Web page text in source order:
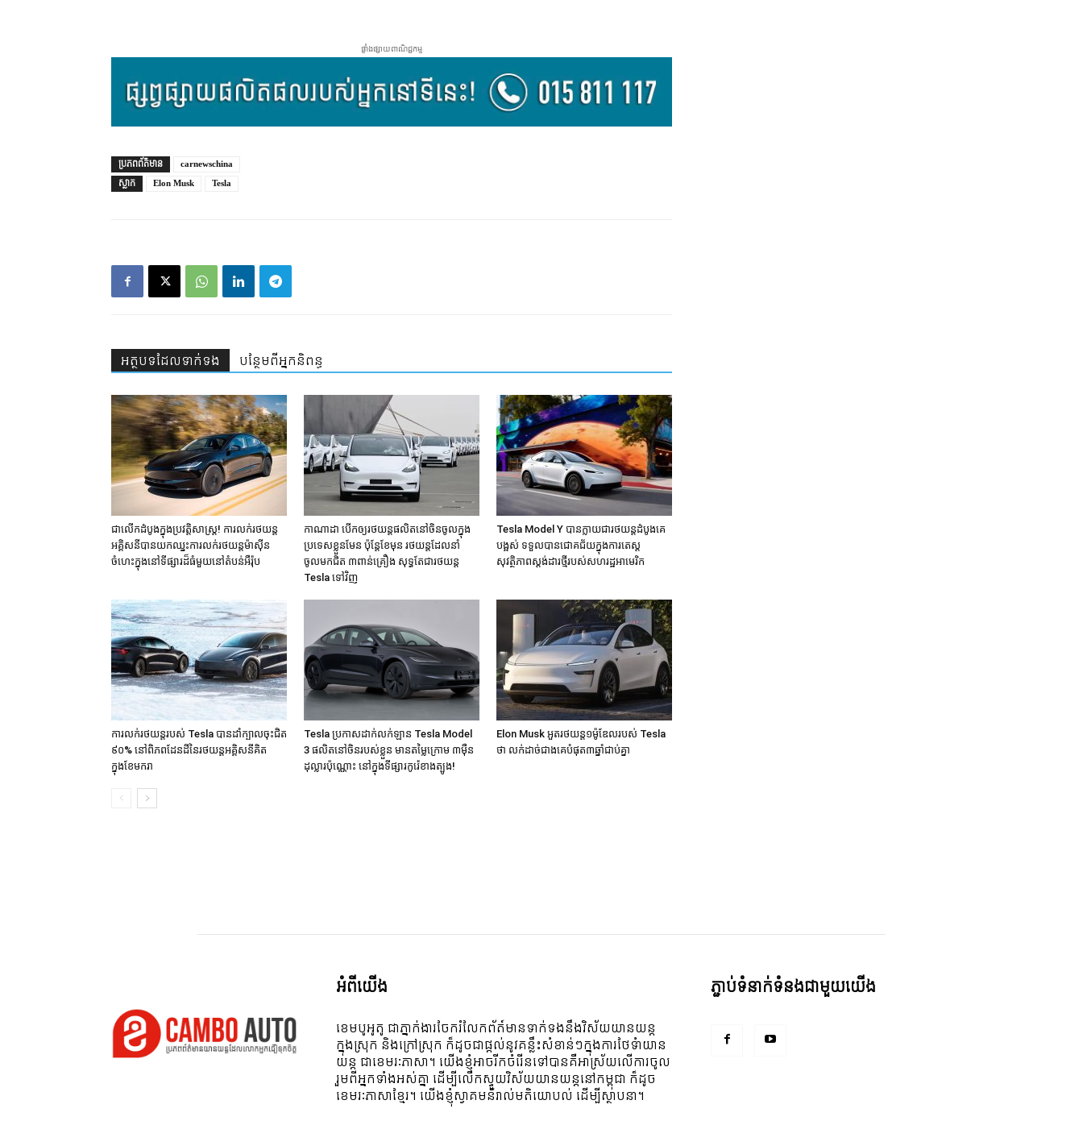
ផ្ទាំងផ្សាយពាណិជ្ជកម្ម
ប្រភព​ព័ត៌មាន
carnewschina
ស្លាក
Elon Musk Tesla
អត្ថបទ​ដែល​ទាក់ទង បន្ថែម​ពី​អ្នកនិពន្ធ
ជាលើកដំបូងក្នុងប្រវត្តិសាស្ត្រ! ការលក់រថយន្ត
អគ្គិសនីបានយកឈ្នះការលក់រថយន្តម៉ាសុីន
ចំហេះក្នុងនៅទីផ្សារដ៏ធំមួយនៅតំបន់អឺរ៉ុប
កាណាដា បើកឲ្យរថយន្តផលិតនៅចិនចូលក្នុង
ប្រទេសខ្លួនមែន ប៉ុន្តែខែមុន រថយន្តដែលនាំ
ចូលមកជិត ៣ពាន់គ្រឿង សុទ្ធតែជារថយន្ត
Tesla ទៅវិញ
Tesla Model Y បានក្លាយជារថយន្តដំបូងគេ
បង្អស់ ទទួលបានជោគជ័យក្នុងការតេស្ត
សុវត្ថិភាពស្តង់ដារថ្មីរបស់សហរដ្ឋអាមេរិក
ការលក់រថយន្តរបស់ Tesla បានដាំក្បាលចុះជិត
៩០% នៅពិភពដែនដីនៃរថយន្តអគ្គិសនីគិត
ក្នុងខែមករា
Tesla ប្រកាសដាក់លក់ឡាន Tesla Model
3 ផលិតនៅចិនរបស់ខ្លួន មានតម្លៃក្រោម ៣ម៉ឺន
ដុល្លារប៉ុណ្ណោះ នៅក្នុងទីផ្សារកូរ៉េខាងត្បូង!
Elon Musk អួតរថយន្ត១ម៉ូឌែលរបស់ Tesla
ថា លក់ដាច់ជាងគេបំផុត​៣ឆ្នាំជាប់គ្នា
អំពី​យើង
ខេមបូអូតូ ជាភ្នាក់ងារចែករំលែកព័ត៍មានទាក់ទងនឹងវិស័យយានយន្ត
ក្នុងស្រុក និងក្រៅស្រុក ក៏ដូចជាផ្តល់នូវគន្លឹះសំខាន់ៗក្នុងការថែទំាយាន
យន្ត ជាខេមរៈភាសា។ យើងខ្ញុំអាចរីកចំរើនទៅបានគឺអាស្រ័យលើការចូល
រួមពីអ្នកទាំងអស់គ្នា ដើម្បីលើកស្ទួយវិស័យយានយន្តនៅកម្ពុជា ក៏ដូច
ខេមរៈភាសាខ្មែរ។ យើងខ្ញុំស្វាគមន៌រាល់មតិយោបល់ ដើម្បីស្ថាបនា។
ភ្ជាប់ទំនាក់ទំនងជាមួយយើង